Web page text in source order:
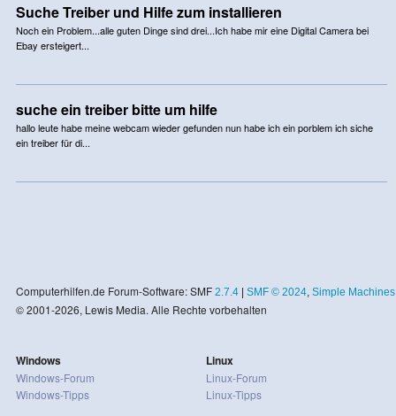
Suche Treiber und Hilfe zum installieren
Noch ein Problem...alle guten Dinge sind drei...Ich habe mir eine Digital Camera bei
Ebay ersteigert...
suche ein treiber bitte um hilfe
hallo leute habe meine webcam wieder gefunden nun habe ich ein porblem ich siche
ein treiber für di...
Computerhilfen.de Forum-Software: SMF 2.7.4| SMF © 2024, Simple Machines
© 2001-2026, Lewis Media. Alle Rechte vorbehalten
Windows
Windows-Forum
Windows-Tipps
Linux
Linux-Forum
Linux-Tipps